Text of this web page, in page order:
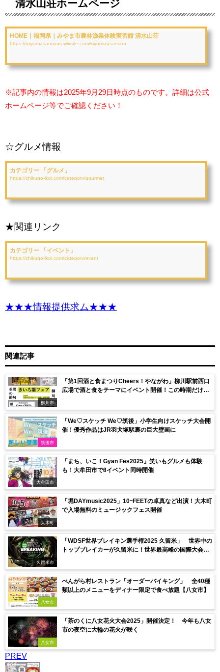
清水山荘ホームページ
HOME｜福岡県｜みやま市農林漁業体験実習館 清水山荘
https://miyamasansous.wixsite.com/kiyomizusansou
※記事内の情報は2025年9 月29日時点のものです。詳細は公式
ホームページ等でご確認ください！
☆グルメ情報
カテゴリー 「グルメ」
https://chikugo-ikoi.com/category/gourmet
★関連リンク
カテゴリー 「イベント」
https://chikugo-ikoi.com/category/event
★★★情報提供求ム★★★
関連記事
柳川市
「第1回酒と食まつりCheers！やながわ」柳川駅前西口
広場で酒と食をテーマにイベント開催！この時期だけの
筑後市
「We♡スケッチ We♡筑後」小学生向けスケッチ大会開
催！優秀作品はJR羽犬塚駅裏の巨大壁画に
大牟田市
「まち、いこ！Gyan Fes2025」笑いもグルメも体験
も！大牟田市で8イベント同時開催
大木町
「堀DAYmusic2025」10ｰFEETの卓真など出演！大木町
で入場無料のミュージックフェス開催
久留米市
「WDSF世界ブレイキン選手権2025 久留米」 世界中の
トップブレイカーが久留米に！世界最高峰の国際大会が
八女市
べんがら村レストラン「オーダーバイキング」 全40種
類以上のメニューをディナー限定で食べ放題【八女市】
八女市
「茶のくに八女花火大会2025」開催決定！ 今年も八女
市の夜空に大輪の花火が咲く
PREV